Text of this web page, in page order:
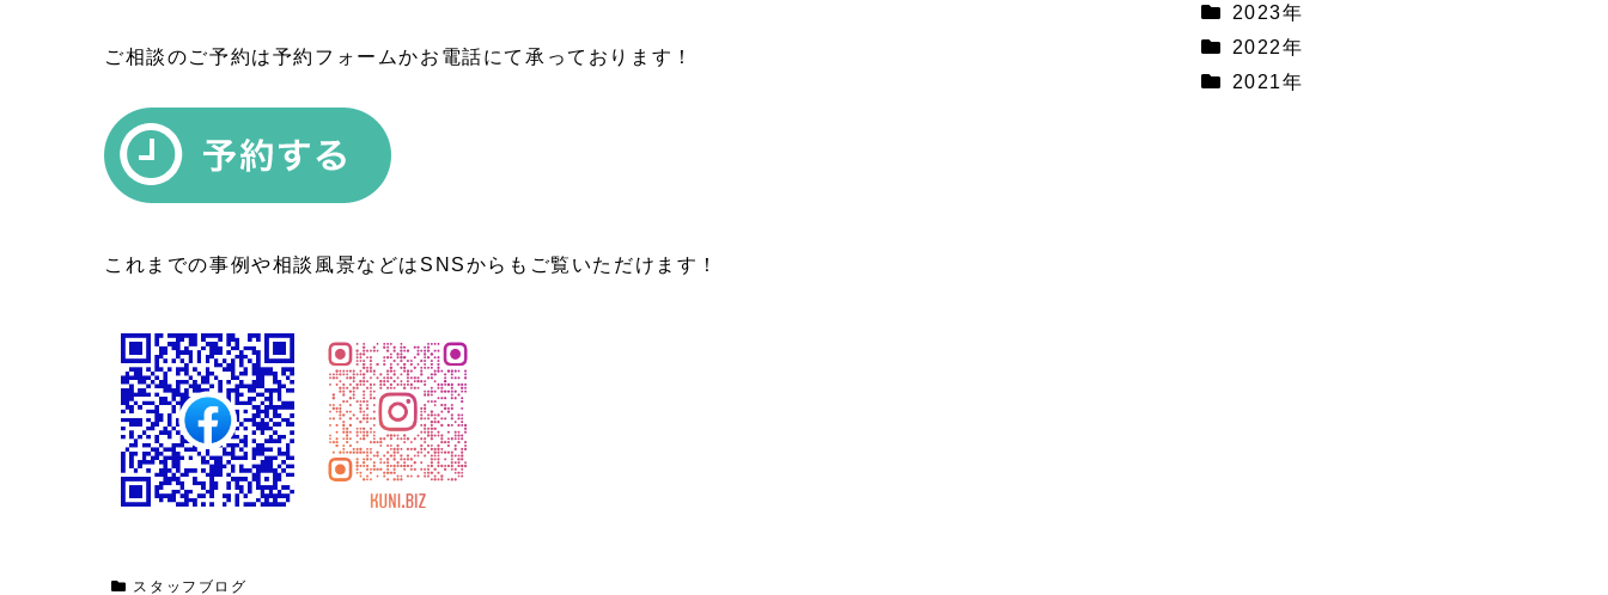
ご相談のご予約は予約フォームかお電話にて承っております！
これまでの事例や相談風景などはSNSからもご覧いただけます！
スタッフブログ
2023年
2022年
2021年